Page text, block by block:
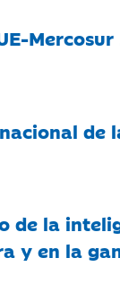
de
de la
y en la